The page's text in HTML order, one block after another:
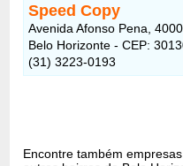
Speed Copy
Avenida Afonso Pena,
Belo Horizonte - CEP:
(31) 3223-0193
Encontre também